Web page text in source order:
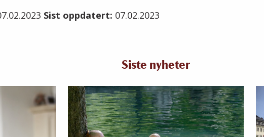
Sist oppdatert: 07.02.2023
Siste nyheter